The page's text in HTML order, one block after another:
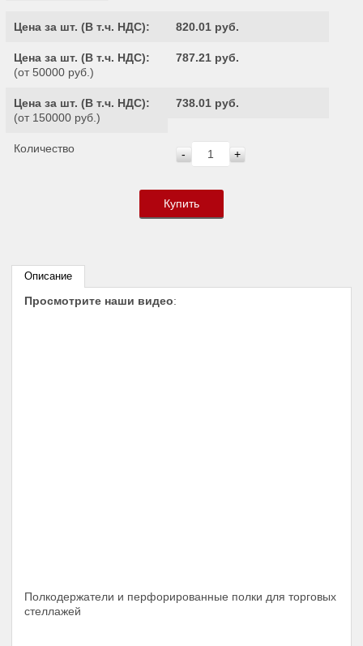
Цена за шт. (В т.ч. НДС): 820.01 руб.
Цена за шт. (В т.ч. НДС):
(от 50000 руб.)
787.21 руб.
Цена за шт. (В т.ч. НДС):
(от 150000 руб.)
738.01 руб.
Количество - +
Купить
Описание
Просмотрите наши видео:
Полкодержатели и перфорированные полки для торговых
стеллажей